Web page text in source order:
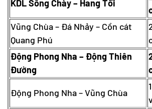
KDL Sông Chày – Hang Tối
Vũng Chùa – Đá Nhảy – Cồn cát
Quang Phú
Động Phong Nha – Động Thiên
Đường
Động Phong Nha – Vũng Chùa
1